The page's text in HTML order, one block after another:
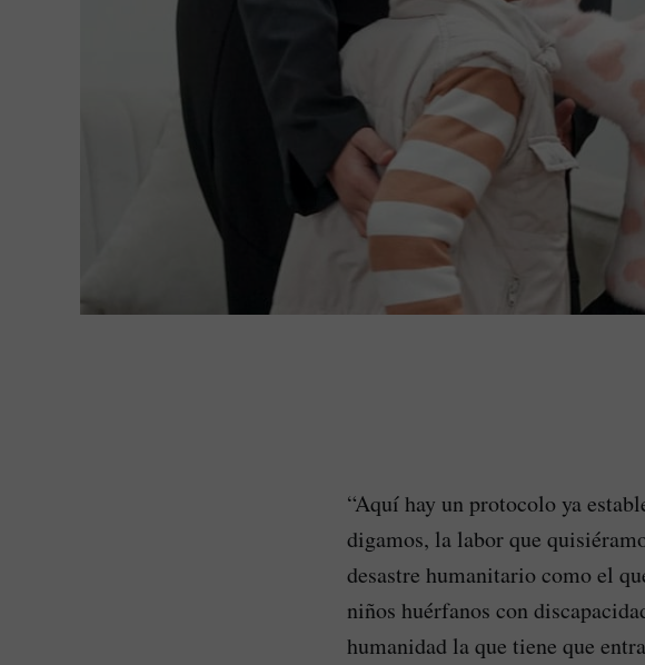
“Aquí hay un protocolo ya
digamos, la labor que
desastre humanitario como el
niños huérfanos con
humanidad la que tiene que